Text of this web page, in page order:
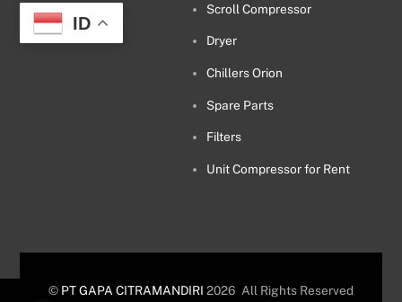
ID
Scroll Compressor
Dryer
Chillers Orion
Spare Parts
Filters
Unit Compressor for Rent
© PT GAPA CITRAMANDIRI 2026 All Rights Reserved